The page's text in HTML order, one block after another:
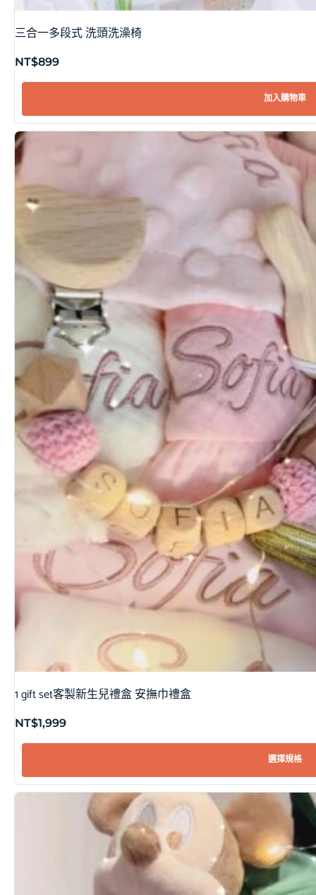
三合一多段式 洗頭洗澡椅
NT$899
加入購物車
1 gift set客製新生兒禮盒 安撫巾禮盒
NT$1,999
選擇規格